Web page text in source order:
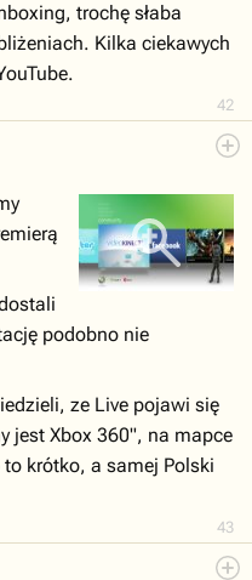
42
trochę słaba
Kilka ciekawych
43
podobno nie
ze Live pojawi się
jest Xbox 360", na mapce
to krótko, a samej Polski